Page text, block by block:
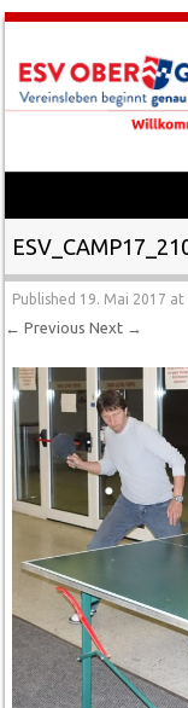
Skip to content
Published 19. Mai 2017 at
← Previous Next →